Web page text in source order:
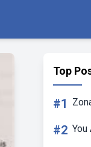
Top
#1
#2 You